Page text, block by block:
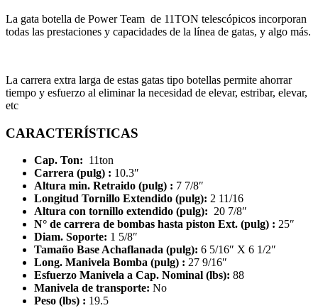
La gata botella de Power Team de 11TON telescópicos incorporan
todas las prestaciones y capacidades de la línea de gatas, y algo más.
La carrera extra larga de estas gatas tipo botellas permite ahorrar
tiempo y esfuerzo al eliminar la necesidad de elevar, estribar, elevar,
etc
CARACTERÍSTICAS
Cap. Ton: 11ton
Carrera (pulg) : 10.3″
Altura min. Retraido (pulg) : 7 7/8″
Longitud Tornillo Extendido (pulg): 2 11/16
Altura con tornillo extendido (pulg): 20 7/8″
N° de carrera de bombas hasta piston Ext. (pulg) : 25″
Diam. Soporte: 1 5/8″
Tamaño Base Achaflanada (pulg): 6 5/16″ X 6 1/2″
Long. Manivela Bomba (pulg) : 27 9/16″
Esfuerzo Manivela a Cap. Nominal (lbs): 88
Manivela de transporte: No
Peso (lbs) : 19.5